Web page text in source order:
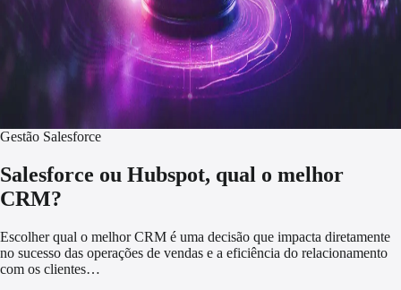
Gestão Salesforce
Salesforce ou Hubspot, qual o melhor
CRM?
Escolher qual o melhor CRM é uma decisão que impacta diretamente
no sucesso das operações de vendas e a eficiência do relacionamento
com os clientes…